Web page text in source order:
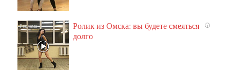
i
Ролик из Омска: вы будете смеяться
долго